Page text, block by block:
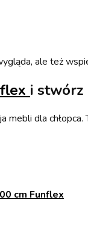
ale też
i stwórz
dla
cm Funflex